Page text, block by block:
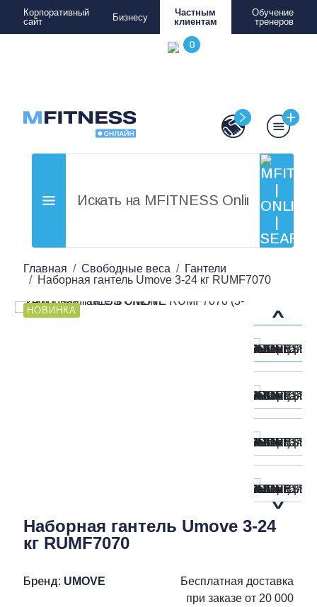
Корпоративный
сайт
Бизнесу
Частным
клиентам
Обучение
тренеров
Главная Свободные веса
Гантели
Наборная гантель Umove 3-24 кг RUMF7070
НОВИНКА
Наборная гантель Umove 3-24
кг RUMF7070
Бренд: UMOVE
Бесплатная доставка
при заказе от 20 000